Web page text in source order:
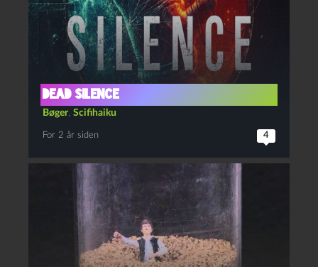
Dead Silence
Bøger, Scifihaiku
For 2 år siden 4